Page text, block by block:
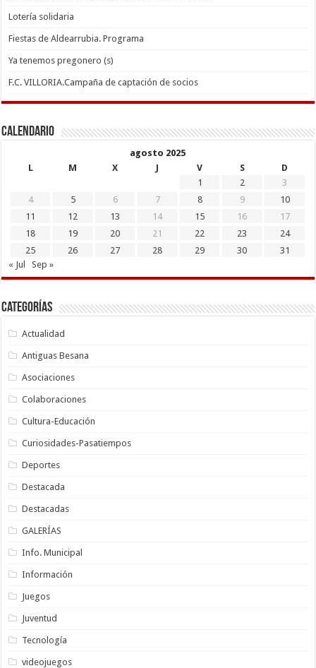
Lotería solidaria
Fiestas de Aldearrubia. Programa
Ya tenemos pregonero (s)
F.C. VILLORIA.Campaña de captación de socios
Calendario
agosto 2025
L
M X J V S
D
1
2
3
4
5 6 7 8 9
10
11
12 13 14 15 16
17
18
19 20 21 22 23
24
25
26 27 28 29 30
31
« Jul
Sep »
Categorías
Actualidad
Antiguas Besana
Asociaciones
Colaboraciones
Cultura-Educación
Curiosidades-Pasatiempos
Deportes
Destacada
Destacadas
GALERÍAS
Info. Municipal
Información
Juegos
Juventud
Tecnología
videojuegos